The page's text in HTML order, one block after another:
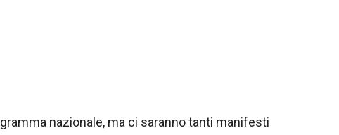
nazionale, ma ci saranno tanti manifesti